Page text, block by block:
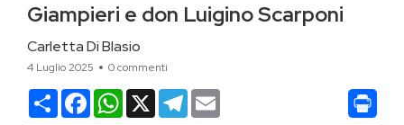
Giampieri e don Luigino Scarponi
Carletta Di Blasio
4 Luglio 2025 0 commenti
CondividiFacebookWhatsApp
X Telegram